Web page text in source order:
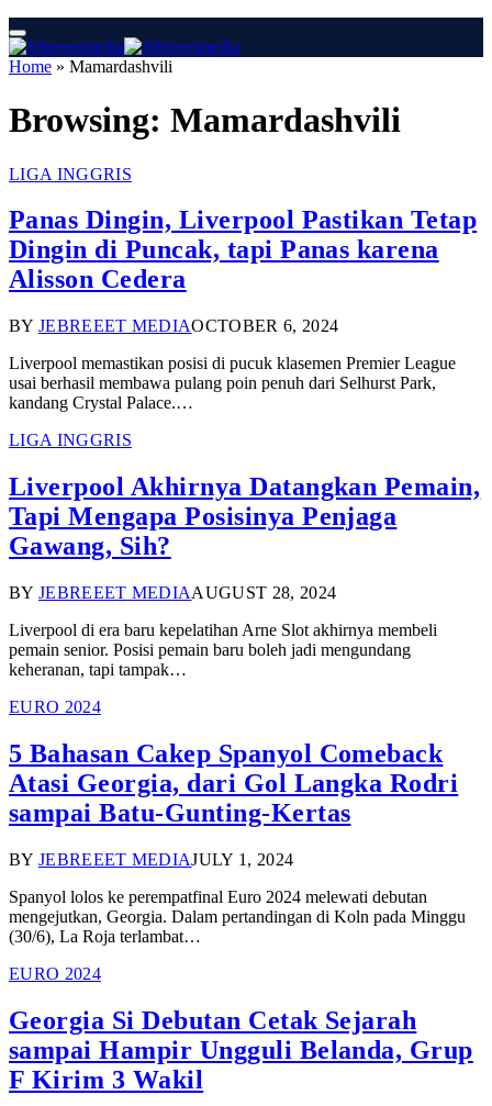
Home » Mamardashvili
Browsing: Mamardashvili
LIGA INGGRIS
Panas Dingin, Liverpool Pastikan Tetap
Dingin di Puncak, tapi Panas karena
Alisson Cedera
BY JEBREEET MEDIAOCTOBER 6, 2024
Liverpool memastikan posisi di pucuk klasemen Premier League
usai berhasil membawa pulang poin penuh dari Selhurst Park,
kandang Crystal Palace.…
LIGA INGGRIS
Liverpool Akhirnya Datangkan Pemain,
Tapi Mengapa Posisinya Penjaga
Gawang, Sih?
BY JEBREEET MEDIAAUGUST 28, 2024
Liverpool di era baru kepelatihan Arne Slot akhirnya membeli
pemain senior. Posisi pemain baru boleh jadi mengundang
keheranan, tapi tampak…
EURO 2024
5 Bahasan Cakep Spanyol Comeback
Atasi Georgia, dari Gol Langka Rodri
sampai Batu-Gunting-Kertas
BY JEBREEET MEDIAJULY 1, 2024
Spanyol lolos ke perempatfinal Euro 2024 melewati debutan
mengejutkan, Georgia. Dalam pertandingan di Koln pada Minggu
(30/6), La Roja terlambat…
EURO 2024
Georgia Si Debutan Cetak Sejarah
sampai Hampir Ungguli Belanda, Grup
F Kirim 3 Wakil